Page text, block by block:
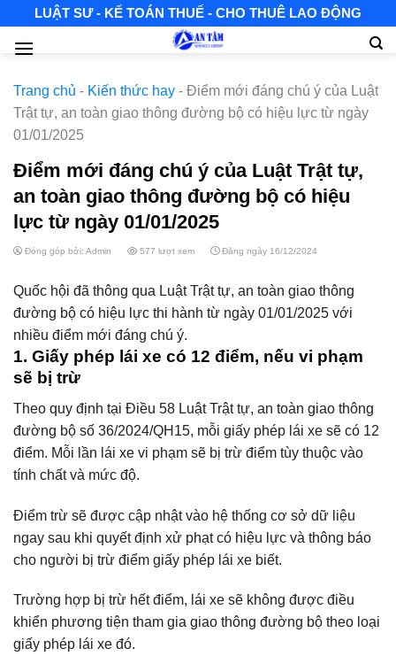
content
LUẬT SƯ - KẾ TOÁN THUẾ - CHO THUÊ LAO ĐỘNG
Trang chủ - Kiến thức hay - Điểm mới đáng chú ý của Luật
Trật tự, an toàn giao thông đường bộ có hiệu lực từ ngày
01/01/2025
Điểm mới đáng chú ý của Luật Trật tự,
an toàn giao thông đường bộ có hiệu
lực từ ngày 01/01/2025
Đóng góp bởi: Admin 577 lượt xem Đăng ngày 16/12/2024
Quốc hội đã thông qua Luật Trật tự, an toàn giao thông
đường bộ có hiệu lực thi hành từ ngày 01/01/2025 với
nhiều điểm mới đáng chú ý.
1. Giấy phép lái xe có 12 điểm, nếu vi phạm
sẽ bị trừ
Theo quy định tại Điều 58 Luật Trật tự, an toàn giao thông
đường bộ số 36/2024/QH15, mỗi giấy phép lái xe sẽ có 12
điểm. Mỗi lần lái xe vi phạm sẽ bị trừ điểm tùy thuộc vào
tính chất và mức độ.
Điểm trừ sẽ được cập nhật vào hệ thống cơ sở dữ liệu
ngay sau khi quyết định xử phạt có hiệu lực và thông báo
cho người bị trừ điểm giấy phép lái xe biết.
Trường hợp bị trừ hết điểm, lái xe sẽ không được điều
khiển phương tiện tham gia giao thông đường bộ theo loại
giấy phép lái xe đó.